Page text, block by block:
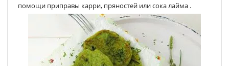
помощи приправы карри, пряностей или сока лайма .